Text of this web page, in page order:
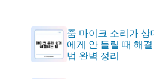
줌 마이크 소리가 상
에게 안 들릴 때 해
법 완벽 정리